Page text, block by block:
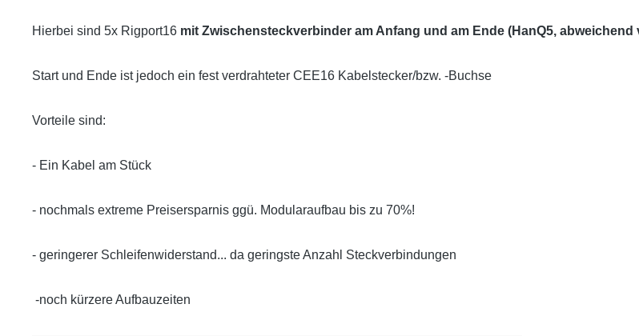
Hierbei sind 5x Rigport16 mit Zwischensteckverbinder am Anfang und am Ende (HanQ5, abweichend
Start und Ende ist jedoch ein fest verdrahteter CEE16 Kabelstecker/bzw. -Buchse
Vorteile sind:
- Ein Kabel am Stück
- nochmals extreme Preisersparnis ggü. Modularaufbau bis zu 70%!
- geringerer Schleifenwiderstand... da geringste Anzahl Steckverbindungen
-noch kürzere Aufbauzeiten